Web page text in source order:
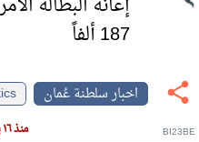
187 ألفاً
اخبار سلطنة عُمان
منذ ١٦ يوم BI23BE